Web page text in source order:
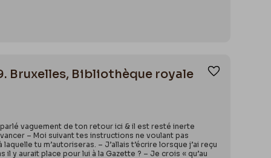
Bruxelles, Bibliothèque royale
parlé vaguement de ton retour ici & il est resté inerte
– Moi suivant tes instructions ne voulant pas
tu m’autoriseras. – J’allais t’écrire lorsque j’ai reçu
y aurait place pour lui à la Gazette ? – Je crois « qu’au
Ajouter